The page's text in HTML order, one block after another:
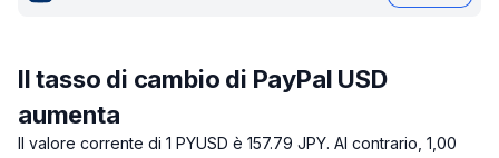
Il tasso di cambio di PayPal USD
aumenta
Il valore corrente di 1 PYUSD è 157.79 JPY. Al contrario, 1,00